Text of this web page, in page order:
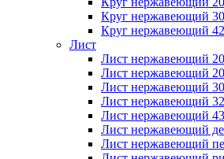
Круг нержавеющий
Круг нержавеющий
Лист
Лист нержавеющий
Лист нержавеющий
Лист нержавеющий
Лист нержавеющий
Лист нержавеющий
Лист нержавеющий
Лист нержавеющий